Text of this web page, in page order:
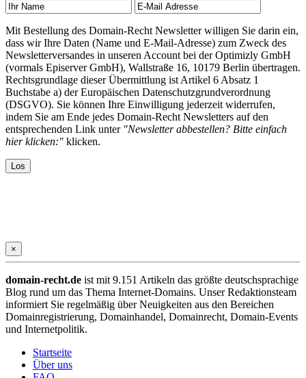
Mit Bestellung des Domain-Recht Newsletter willigen Sie darin ein,
dass wir Ihre Daten (Name und E-Mail-Adresse) zum Zweck des
Newsletterversandes in unseren Account bei der Optimizly GmbH
(vormals Episerver GmbH), Wallstraße 16, 10179 Berlin übertragen.
Rechtsgrundlage dieser Übermittlung ist Artikel 6 Absatz 1
Buchstabe a) der Europäischen Datenschutzgrundverordnung
(DSGVO). Sie können Ihre Einwilligung jederzeit widerrufen,
indem Sie am Ende jedes Domain-Recht Newsletters auf den
entsprechenden Link unter "Newsletter abbestellen? Bitte einfach
hier klicken:" klicken.
×
domain-recht.de ist mit 9.151 Artikeln das größte deutschsprachige
Blog rund um das Thema Internet-Domains. Unser Redaktionsteam
informiert Sie regelmäßig über Neuigkeiten aus den Bereichen
Domainregistrierung, Domainhandel, Domainrecht, Domain-Events
und Internetpolitik.
Startseite
Über uns